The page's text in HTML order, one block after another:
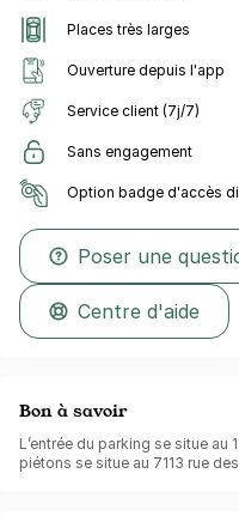
Places très larges
Ouverture depuis l'app
Service client (7j/7)
Sans engagement
Option badge d'accès
Poser une
Centre d'aide
Bon à savoir
L’entrée du parking se situe au
piétons se situe au 7113 rue